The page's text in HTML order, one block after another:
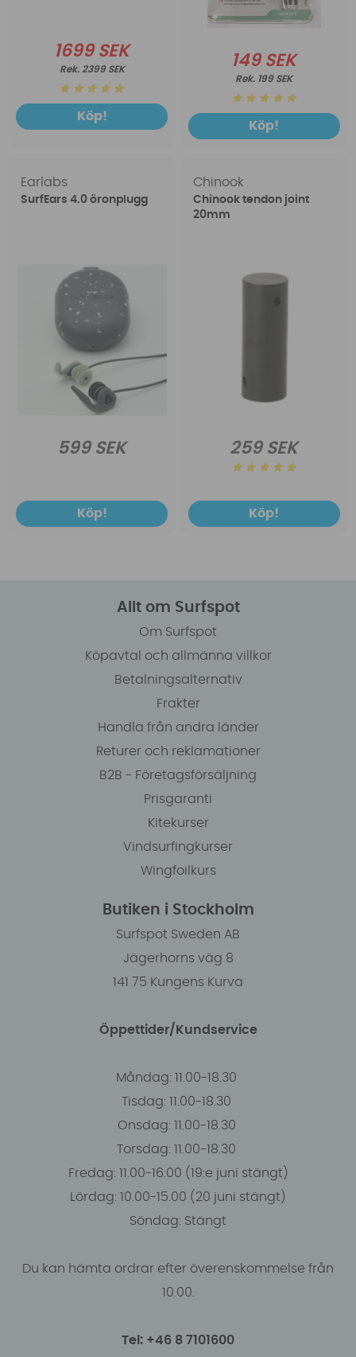
1699 SEK
2399 SEK
Köp!
149 SEK
199 SEK
Köp!
Earlabs
SurfEars 4.0 öronplugg
599 SEK
Köp!
Chinook
Chinook tendon joint
20mm
259 SEK
Köp!
Allt om Surfspot
Om Surfspot
Köpavtal och allmänna villkor
Betalningsalternativ
Frakter
Handla från andra länder
Returer och reklamationer
B2B - Företagsförsäljning
Prisgaranti
Kitekurser
Vindsurfingkurser
Wingfoilkurs
Butiken i Stockholm
Surfspot Sweden AB
Jägerhorns väg 8
141 75 Kungens Kurva
Öppettider/Kundservice
Måndag: 11.00-18.30
Tisdag: 11.00-18.30
Onsdag: 11.00-18.30
Torsdag: 11.00-18.30
Fredag: 11.00-16:00 (19:e juni stängt)
Lördag: 10.00-15.00 (20 juni stängt)
Söndag: Stängt
Du kan hämta ordrar efter överenskommelse från
10.00.
Tel: +46 8 7101600